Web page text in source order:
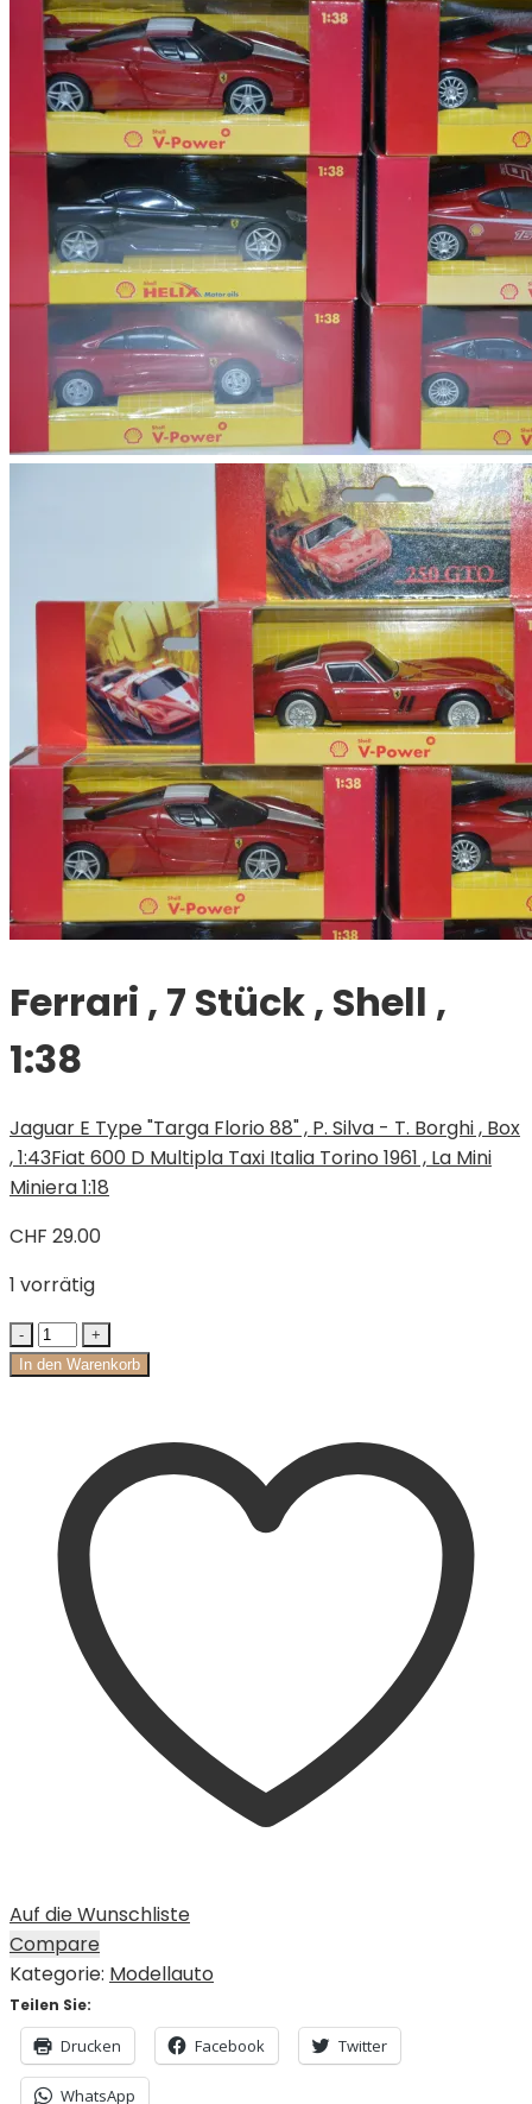
Ferrari , 7 Stück , Shell ,
1:38
Jaguar E Type "Targa Florio 88" , P. Silva - T. Borghi , Box
, 1:43Fiat 600 D Multipla Taxi Italia Torino 1961 , La Mini
Miniera 1:18
CHF 29.00
1 vorrätig
In den Warenkorb
Auf die Wunschliste
Compare
Kategorie: Modellauto
Teilen Sie:
Drucken Facebook Twitter
WhatsApp